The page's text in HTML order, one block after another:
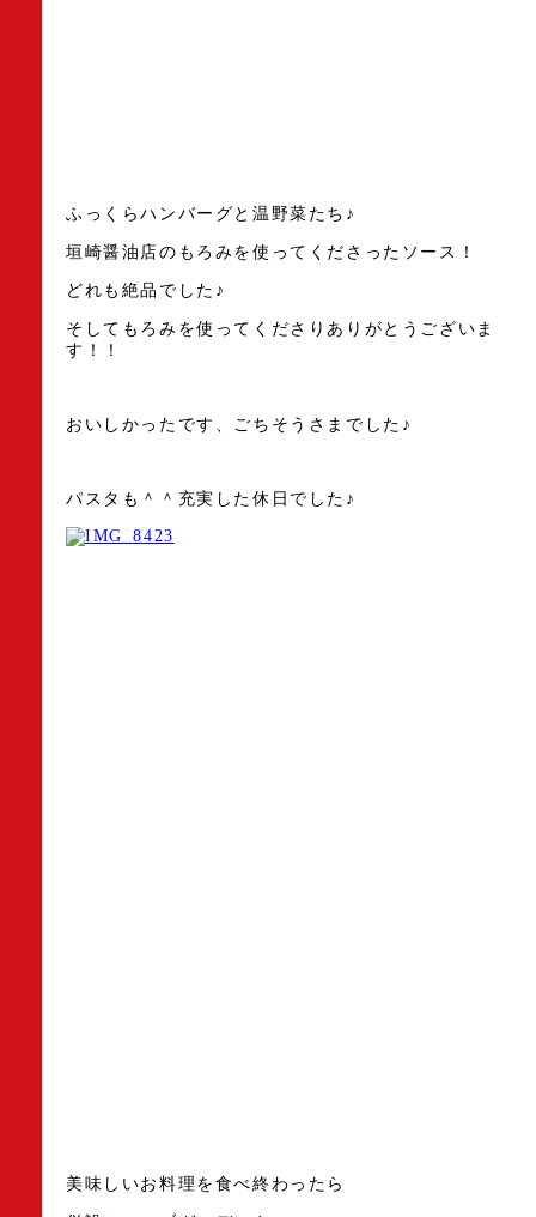
ふっくらハンバーグと温野菜たち♪
垣崎醤油店のもろみを使ってくださったソース！
どれも絶品でした♪
そしてもろみを使ってくださりありがとうございま
す！！
おいしかったです、ごちそうさまでした♪
パスタも＾＾充実した休日でした♪
美味しいお料理を食べ終わったら